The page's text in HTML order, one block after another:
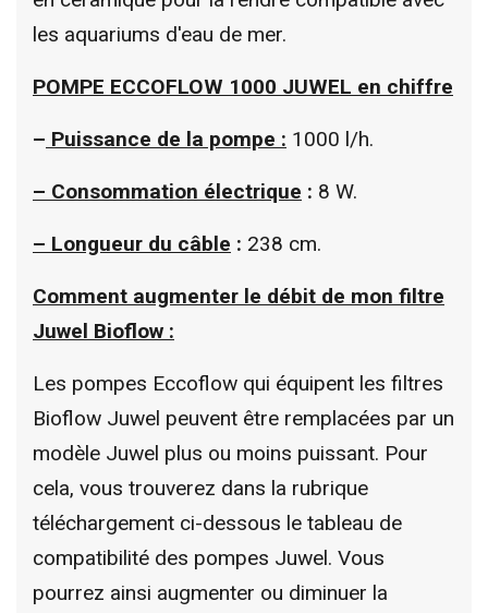
les aquariums d'eau de mer.
POMPE ECCOFLOW 1000 JUWEL en chiffre
– Puissance de la pompe : 1000 l/h.
– Consommation électrique : 8 W.
– Longueur du câble : 238 cm.
Comment augmenter le débit de mon filtre
Juwel Bioflow :
Les pompes Eccoflow qui équipent les filtres
Bioflow Juwel peuvent être remplacées par un
modèle Juwel plus ou moins puissant. Pour
cela, vous trouverez dans la rubrique
téléchargement ci-dessous le tableau de
compatibilité des pompes Juwel. Vous
pourrez ainsi augmenter ou diminuer la